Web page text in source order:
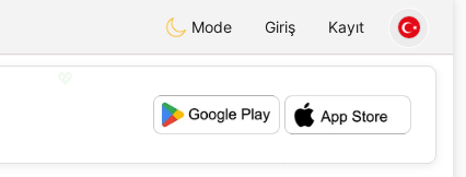
Mode Giriş Kayıt
💕